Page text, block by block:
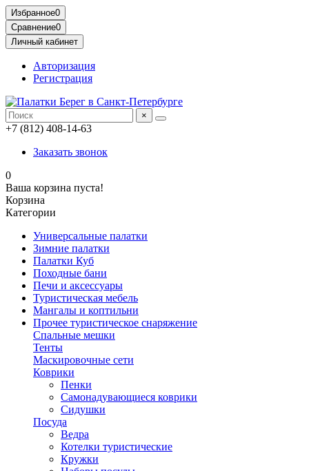
Избранное0
Сравнение0
Личный кабинет
Авторизация
Регистрация
×
+7 (812) 408-14-63
Заказать звонок
0
Ваша корзина пуста!
Корзина
Категории
Универсальные палатки
Зимние палатки
Палатки Куб
Походные бани
Печи и аксессуары
Туристическая мебель
Мангалы и коптильни
Прочее туристическое снаряжение
Спальные мешки
Тенты
Маскировочные сети
Коврики
Пенки
Самонадувающиеся коврики
Сидушки
Посуда
Ведра
Котелки туристические
Кружки